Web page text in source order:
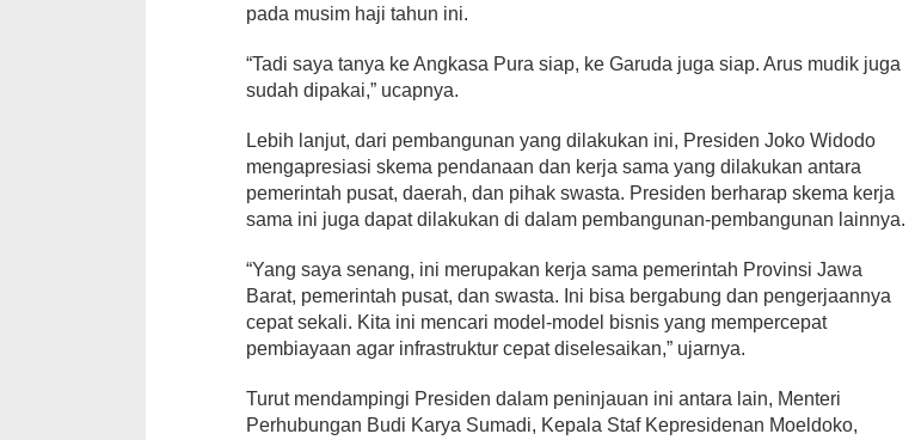
pada musim haji tahun ini.
“Tadi saya tanya ke Angkasa Pura siap, ke Garuda juga siap. Arus mudik juga
sudah dipakai,” ucapnya.
Lebih lanjut, dari pembangunan yang dilakukan ini, Presiden Joko Widodo
mengapresiasi skema pendanaan dan kerja sama yang dilakukan antara
pemerintah pusat, daerah, dan pihak swasta. Presiden berharap skema kerja
sama ini juga dapat dilakukan di dalam pembangunan-pembangunan lainnya.
“Yang saya senang, ini merupakan kerja sama pemerintah Provinsi Jawa
Barat, pemerintah pusat, dan swasta. Ini bisa bergabung dan pengerjaannya
cepat sekali. Kita ini mencari model-model bisnis yang mempercepat
pembiayaan agar infrastruktur cepat diselesaikan,” ujarnya.
Turut mendampingi Presiden dalam peninjauan ini antara lain, Menteri
Perhubungan Budi Karya Sumadi, Kepala Staf Kepresidenan Moeldoko,